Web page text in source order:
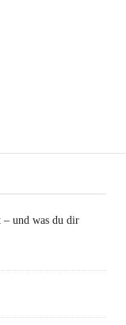
und was du dir